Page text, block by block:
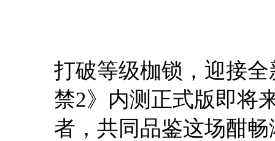
打破等级枷锁，迎接
禁2》内测正式版即将
者，共同品鉴这场酣